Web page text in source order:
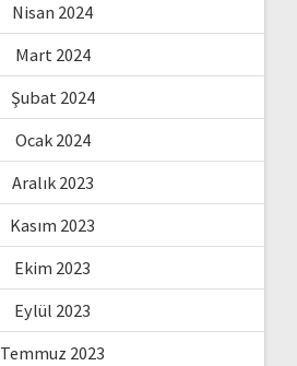
Nisan 2024
Mart 2024
Şubat 2024
Ocak 2024
Aralık 2023
Kasım 2023
Ekim 2023
Eylül 2023
Temmuz 2023